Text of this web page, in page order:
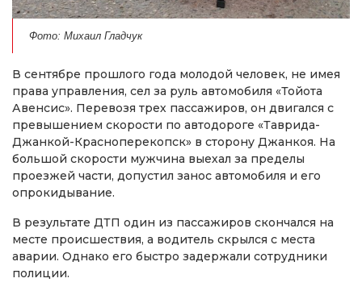
Фото: Михаил Гладчук
В сентябре прошлого года молодой человек, не имея
права управления, сел за руль автомобиля «Тойота
Авенсис». Перевозя трех пассажиров, он двигался с
превышением скорости по автодороге «Таврида-
Джанкой-Красноперекопск» в сторону Джанкоя. На
большой скорости мужчина выехал за пределы
проезжей части, допустил занос автомобиля и его
опрокидывание.
В результате ДТП один из пассажиров скончался на
месте происшествия, а водитель скрылся с места
аварии. Однако его быстро задержали сотрудники
полиции.